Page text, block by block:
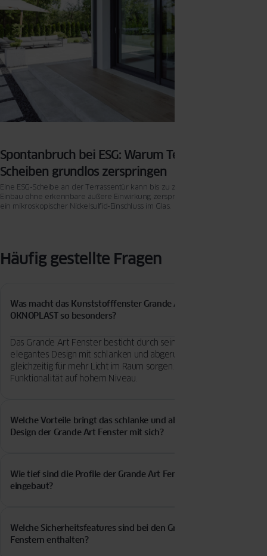
Spontanbruch bei ESG: Warum Terrassentür-
Scheiben grundlos zerspringen
Eine ESG-Scheibe an der Terrassentür kann bis zu zehn Jahre nach dem
Einbau ohne erkennbare äußere Einwirkung zerspringen – Ursache ist meist
ein mikroskopischer Nickelsulfid-Einschluss im Glas.
Häufig gestellte Fragen
Was macht das Kunststofffenster Grande Art von
OKNOPLAST so besonders?
Das Grande Art Fenster besticht durch sein modernes,
elegantes Design mit schlanken und abgerundeten Profilen, die
gleichzeitig für mehr Licht im Raum sorgen. Es vereint Optik und
Funktionalität auf hohem Niveau.
Welche Vorteile bringt das schlanke und abgerundete
Design der Grande Art Fenster mit sich?
Glasfläche, was mehr Tageslicht reinlässt und für eine helle,
freundliche Atmosphäre sorgt. Außerdem sieht es dadurch sehr
Wie tief sind die Profile der Grande Art Fenster
eingebaut?
sorgt für Stabilität und eine gute Wärmedämmung.
Welche Sicherheitsfeatures sind bei den Grande Art
Fenstern enthalten?